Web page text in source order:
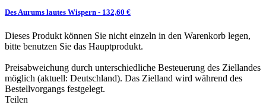
Des Aurums lautes Wispern - 132,60 €
Dieses Produkt können Sie nicht einzeln in den Warenkorb legen,
bitte benutzen Sie das Hauptprodukt.
Preisabweichung durch unterschiedliche Besteuerung des Ziellandes
möglich (aktuell: Deutschland). Das Zielland wird während des
Bestellvorgangs festgelegt.
Teilen